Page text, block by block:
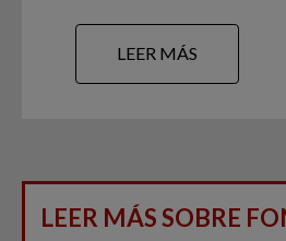
LEER MÁS
LEER MÁS SOBRE